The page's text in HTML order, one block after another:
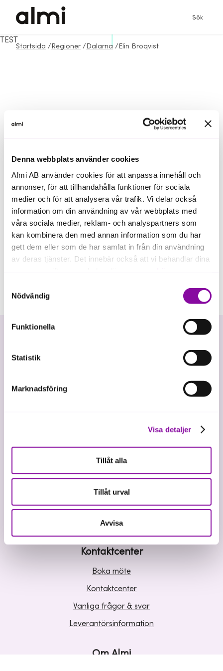
Denna webbplats använder cookies
Almi AB använder cookies för att anpassa innehåll och
annonser, för att tillhandahålla funktioner för sociala
medier och för att analysera vår trafik. Vi delar också
information om din användning av vår webbplats med
våra sociala medier, reklam- och analyspartners som
kan kombinera den med annan information som du har
gett dem eller som de har samlat in från din användning
av deras tjänster. Det innebär också att vi behandlar dina
Om du klickar på avvisa kommer användning av kakor
eller delning av information enligt ovan, inte att ske,
förutom för kakor som är nödvändiga för att hemsidan
ska fungera se mer under inställningar.
Nödvändig
Funktionella
Statistik
Marknadsföring
Visa detaljer
Tillåt alla
Tillåt urval
Avvisa
Sök
Startsida / Regioner / Dalarna / Elin Broqvist
TEST
Våra tjänster
Riskkapital
Affärsutveckling
Kunskap och inspiration
Kontaktcenter
Boka möte
Kontaktcenter
Vanliga frågor & svar
Leverantörsinformation
Om Almi